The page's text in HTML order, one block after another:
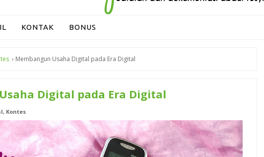
KONTAK BONUS
› Membangun Usaha Digital pada Era Digital
Digital pada Era Digital
, Kontes